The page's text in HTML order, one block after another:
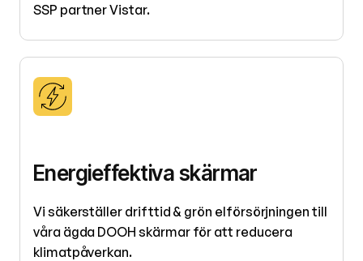
SSP partner Vistar.
Energieffektiva skärmar
Vi säkerställer drifttid & grön elförsörjningen till
våra ägda DOOH skärmar för att reducera
klimatpåverkan.